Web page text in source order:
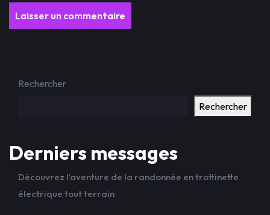
Rechercher
Rechercher
Derniers messages
Découvrez l’aventure de la randonnée en trottinette
électrique tout terrain